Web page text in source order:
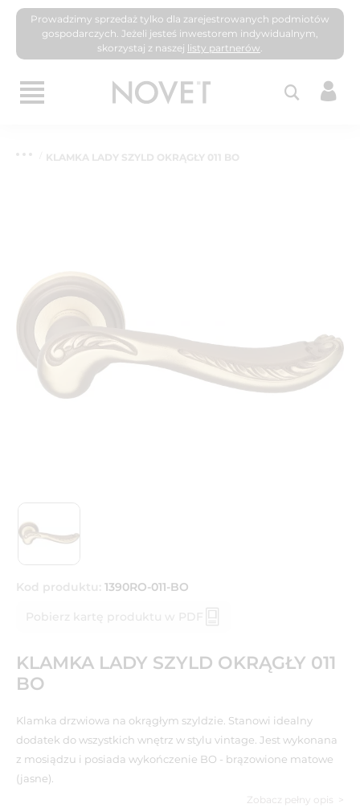
Prowadzimy sprzedaż tylko dla zarejestrowanych podmiotów
gospodarczych. Jeżeli jesteś inwestorem indywidualnym,
skorzystaj z naszej listy partnerów.
KLAMKA LADY SZYLD OKRĄGŁY 011 BO
Kod produktu: 1390RO-011-BO
Pobierz kartę produktu w PDF
KLAMKA LADY SZYLD OKRĄGŁY 011
BO
Klamka drzwiowa na okrągłym szyldzie. Stanowi idealny
dodatek do wszystkich wnętrz w stylu vintage. Jest wykonana
z mosiądzu i posiada wykończenie BO - brązowione matowe
(jasne).
Zobacz pełny opis